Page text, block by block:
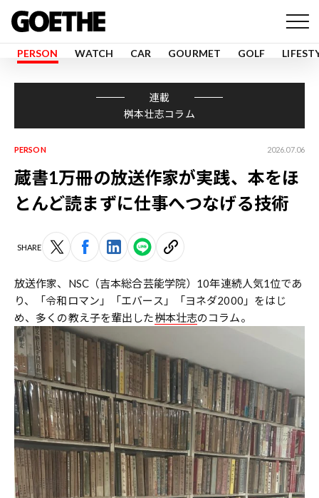
PERSON WATCH CAR GOURMET GOLF
連載
桝本壮志コラム
PERSON 2026.07.06
蔵書1万冊の放送作家が実践、本をほ
とんど読まずに仕事へつなげる技術
SHARE
放送作家、NSC（吉本総合芸能学院）10年連続人気1位であ
り、「令和ロマン」「エバース」「ヨネダ2000」をはじ
め、多くの教え子を輩出した桝本壮志のコラム。